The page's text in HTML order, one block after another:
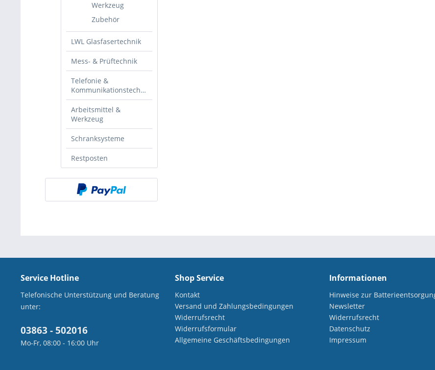
Werkzeug
Zubehör
LWL Glasfasertechnik
Mess- & Prüftechnik
Telefonie &
Kommunikationstechnik
Arbeitsmittel &
Werkzeug
Schranksysteme
Restposten
Service Hotline
Telefonische Unterstützung und Beratung
unter:
03863 - 502016
Mo-Fr, 08:00 - 16:00 Uhr
Shop Service
Kontakt
Versand und Zahlungsbedingungen
Widerrufsrecht
Widerrufsformular
Allgemeine Geschäftsbedingungen
Informationen
Hinweise zur
Newsletter
Widerrufsrecht
Datenschutz
Impressum